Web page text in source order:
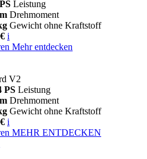
Leistung
Drehmoment
Gewicht ohne Kraftstoff
i
Mehr entdecken
V2
PS Leistung
Drehmoment
Gewicht ohne Kraftstoff
i
MEHR ENTDECKEN